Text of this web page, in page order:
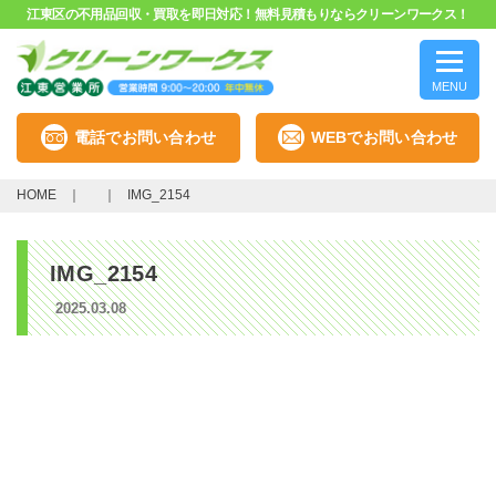
江東区の不用品回収・買取を即日対応！無料見積もりならクリーンワークス！
MENU
電話でお問い合わせ WEBでお問い合わせ
HOME IMG_2154
IMG_2154
2025.03.08